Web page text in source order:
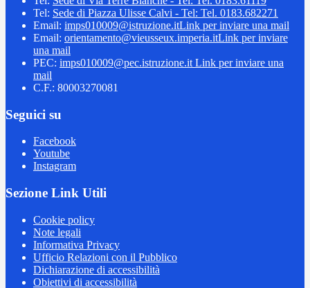
Tel: Sede di Piazza Ulisse Calvi - Tel: Tel. 0183.682271
Email: imps010009@istruzione.itLink per inviare una mail
Email: orientamento@vieusseux.imperia.itLink per inviare
una mail
PEC: imps010009@pec.istruzione.it Link per inviare una
mail
C.F.: 80003270081
Seguici su
Facebook
Youtube
Instagram
Sezione Link Utili
Cookie policy
Note legali
Informativa Privacy
Ufficio Relazioni con il Pubblico
Dichiarazione di accessibilità
Obiettivi di accessibilità